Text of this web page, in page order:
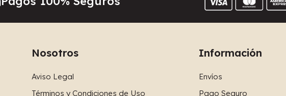
Nosotros
Aviso Legal
Términos y Condiciones de Uso
Información
Envíos
Pago Seguro